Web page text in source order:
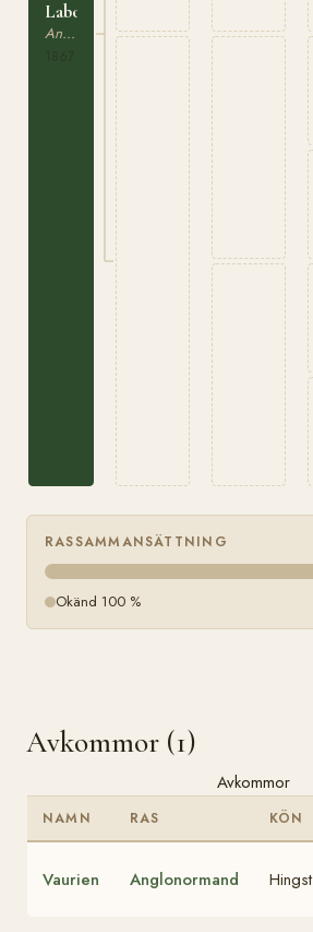
Laboreur
Anglonormand
RASSAMMANSÄTTNING
Okänd 100 %
Avkommor (1)
Avkommor
NAMN RAS KÖN
Vaurien Anglonormand Hingst